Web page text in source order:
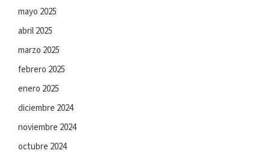
mayo 2025
abril 2025
marzo 2025
febrero 2025
enero 2025
diciembre 2024
noviembre 2024
octubre 2024